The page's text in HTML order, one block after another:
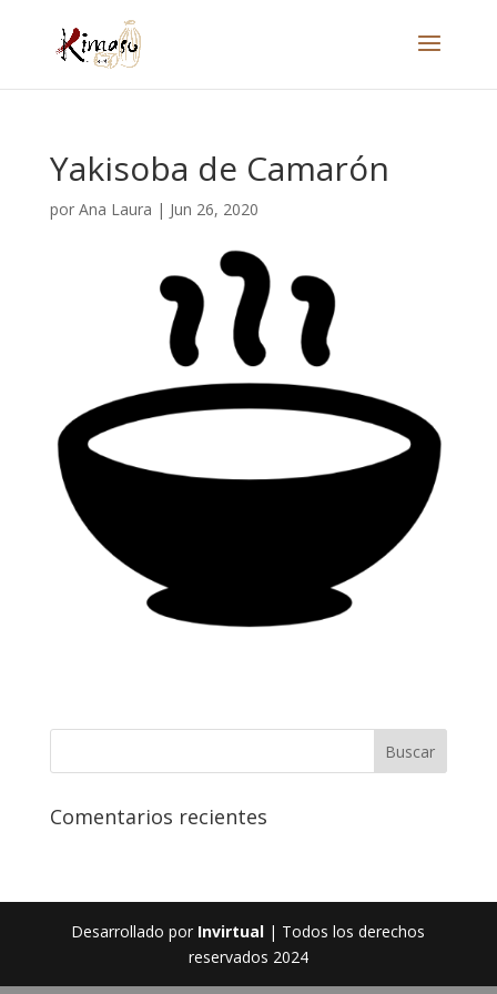
Yakisoba de Camarón
por Ana Laura | Jun 26, 2020
Comentarios recientes
Desarrollado por Invirtual | Todos los derechos
reservados 2024